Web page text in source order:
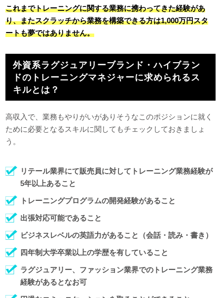
これまでトレーニングに関する業務に携わってきた経験があ
り、またスクラッチから業務を構築できる方は1,000万円スタ
ートも夢ではありません。
外資系ラグジュアリーブランド・ハイブラン
ドのトレーニングマネジャーに求められるス
キルとは？
高収入で、業務もやりがいがありそうなこのポジションに就く
ために必要となるスキルに関してもチェックしておきましょ
う。
リテール業界にて販売員に対してトレーニング業務経験が
5年以上あること
トレーニングプログラムの開発経験があること
出張対応可能であること
ビジネスレベルの英語力があること（会話・読み・書き）
四年制大学卒業以上の学歴を有していること
ラグジュアリー、ファッション業界でのトレーニング業務
経験があるとなお可